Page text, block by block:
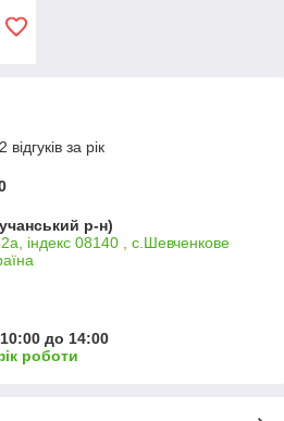
за рік
р-н)
індекс 08140 , с.Шевченкове
до 14:00
роботи